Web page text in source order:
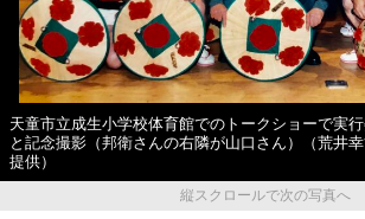
天童市立成生小学校体育館でのトークショーで実
と記念撮影（邦衛さんの右隣が山口さん）（荒井
提供）
縦スクロールで次の写真へ